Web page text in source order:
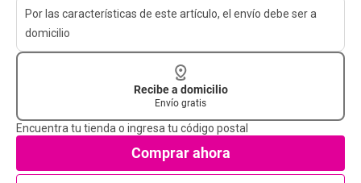
Por las características de este artículo, el envío debe ser a
domicilio
Recibe a domicilio
Envío gratis
Encuentra tu tienda o ingresa tu código postal
Comprar ahora